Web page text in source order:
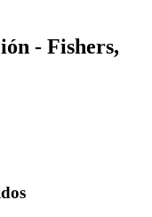
- Fishers,